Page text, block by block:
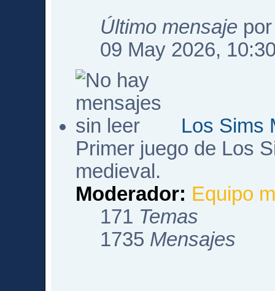
Último mensaje
09 May 2026,
Los Sims
Primer juego de Los
medieval.
Moderador: Equipo
171 Temas
1735 Mensajes